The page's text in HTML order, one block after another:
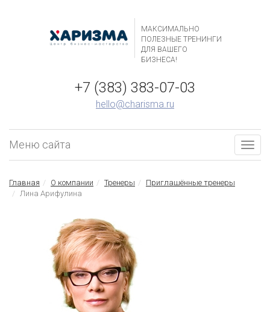
МАКСИМАЛЬНО
ПОЛЕЗНЫЕ ТРЕНИНГИ
ДЛЯ ВАШЕГО
БИЗНЕСА!
+7 (383) 383-07-03
hello@charisma.ru
Меню сайта
Главная О компании Тренеры
Приглашённые тренеры
Лина Арифулина